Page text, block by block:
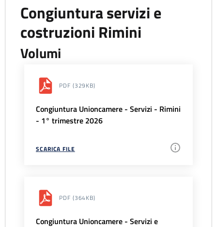
Congiuntura servizi e
costruzioni Rimini
Volumi
PDF (329KB)
Congiuntura Unioncamere - Servizi - Rimini
- 1° trimestre 2026
SCARICA FILE
PDF (364KB)
Congiuntura Unioncamere - Servizi e